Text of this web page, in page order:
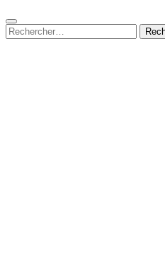
Rechercher :